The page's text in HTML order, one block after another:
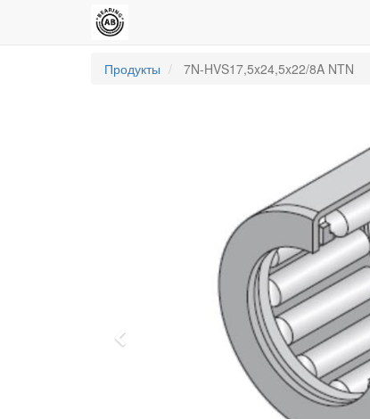
Продукты 7N-HVS17,5x24,5x22/8A NTN